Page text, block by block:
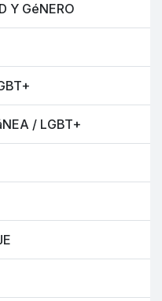
Y GéNERO
/ LGBT+